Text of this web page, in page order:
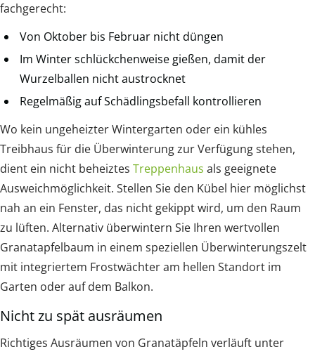
fachgerecht:
Von Oktober bis Februar nicht düngen
Im Winter schlückchenweise gießen, damit der
Wurzelballen nicht austrocknet
Regelmäßig auf Schädlingsbefall kontrollieren
Wo kein ungeheizter Wintergarten oder ein kühles
Treibhaus für die Überwinterung zur Verfügung stehen,
dient ein nicht beheiztes Treppenhaus als geeignete
Ausweichmöglichkeit. Stellen Sie den Kübel hier möglichst
nah an ein Fenster, das nicht gekippt wird, um den Raum
zu lüften. Alternativ überwintern Sie Ihren wertvollen
Granatapfelbaum in einem speziellen Überwinterungszelt
mit integriertem Frostwächter am hellen Standort im
Garten oder auf dem Balkon.
Nicht zu spät ausräumen
Richtiges Ausräumen von Granatäpfeln verläuft unter